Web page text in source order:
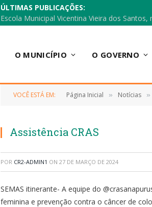
ÚLTIMAS PUBLICAÇÕES:
O MUNICÍPIO O GOVERNO
VOCÊ ESTÁ EM: Página Inicial » Notícias »
Assistência CRAS
POR CR2-ADMIN1 ON 27 DE MARÇO DE 2024
SEMAS itinerante- A equipe do
feminina e prevenção contra o câncer de